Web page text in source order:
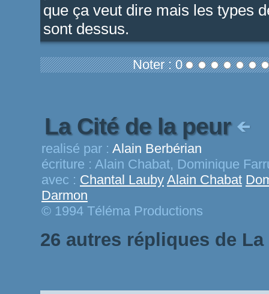
que ça veut dire mais les types
sont dessus.
Noter : 0
La Cité de la peur
realisé par : Alain Berbérian
écriture : Alain Chabat, Dominique
avec : Chantal Lauby Alain Chabat
Darmon
© 1994 Téléma Productions
26 autres répliques de